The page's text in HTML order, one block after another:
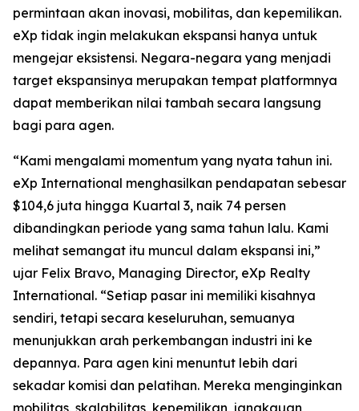
permintaan akan inovasi, mobilitas, dan kepemilikan.
eXp tidak ingin melakukan ekspansi hanya untuk
mengejar eksistensi. Negara-negara yang menjadi
target ekspansinya merupakan tempat platformnya
dapat memberikan nilai tambah secara langsung
bagi para agen.
“Kami mengalami momentum yang nyata tahun ini.
eXp International menghasilkan pendapatan sebesar
$104,6 juta hingga Kuartal 3, naik 74 persen
dibandingkan periode yang sama tahun lalu. Kami
melihat semangat itu muncul dalam ekspansi ini,”
ujar Felix Bravo, Managing Director, eXp Realty
International. “Setiap pasar ini memiliki kisahnya
sendiri, tetapi secara keseluruhan, semuanya
menunjukkan arah perkembangan industri ini ke
depannya. Para agen kini menuntut lebih dari
sekadar komisi dan pelatihan. Mereka menginginkan